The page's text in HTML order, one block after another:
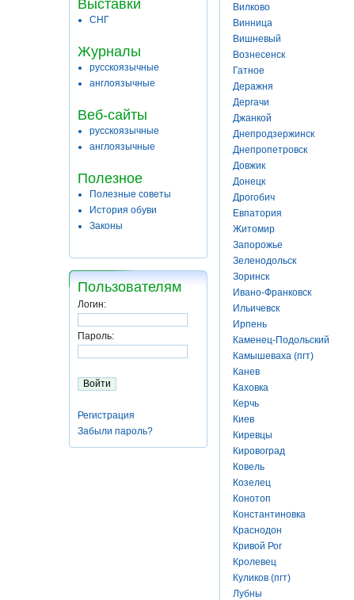
Выставки
СНГ
Журналы
русскоязычные
англоязычные
Веб-сайты
русскоязычные
англоязычные
Полезное
Полезные советы
История обуви
Законы
Пользователям
Логин:
Пароль:
Регистрация
Забыли пароль?
Вилково
Винница
Вишневый
Вознесенск
Гатное
Деражня
Дергачи
Джанкой
Днепродзержинск
Днепропетровск
Довжик
Донецк
Дрогобич
Евпатория
Житомир
Запорожье
Зеленодольск
Зоринск
Ивано-Франковск
Ильичевск
Ирпень
Каменец-Подольский
Камышеваха (пгт)
Канев
Каховка
Керчь
Киев
Киревцы
Кировоград
Ковель
Козелец
Конотоп
Константиновка
Краснодон
Кривой Рог
Кролевец
Куликов (пгт)
Лубны